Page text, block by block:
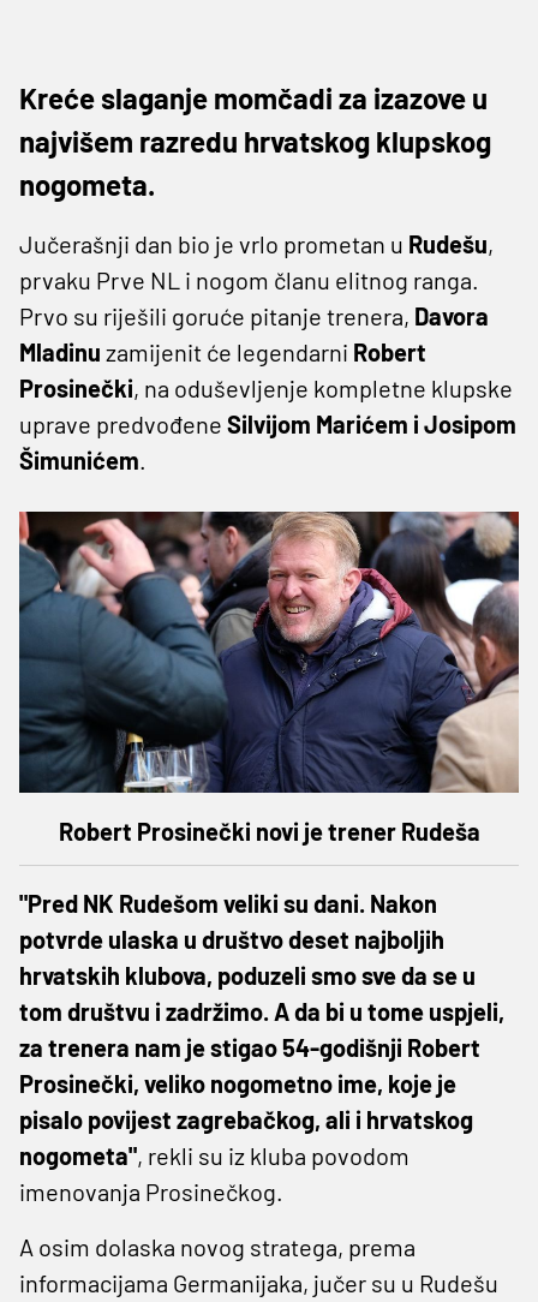
Kreće slaganje momčadi za izazove u
najvišem razredu hrvatskog klupskog
nogometa.
Jučerašnji dan bio je vrlo prometan u Rudešu,
prvaku Prve NL i nogom članu elitnog ranga.
Prvo su riješili goruće pitanje trenera, Davora
Mladinu zamijenit će legendarni Robert
Prosinečki, na oduševljenje kompletne klupske
uprave predvođene Silvijom Marićem i Josipom
Šimunićem.
Robert Prosinečki novi je trener Rudeša
"Pred NK Rudešom veliki su dani. Nakon
potvrde ulaska u društvo deset najboljih
hrvatskih klubova, poduzeli smo sve da se u
tom društvu i zadržimo. A da bi u tome uspjeli,
za trenera nam je stigao 54-godišnji Robert
Prosinečki, veliko nogometno ime, koje je
pisalo povijest zagrebačkog, ali i hrvatskog
nogometa", rekli su iz kluba povodom
imenovanja Prosinečkog.
A osim dolaska novog stratega, prema
informacijama Germanijaka, jučer su u Rudešu